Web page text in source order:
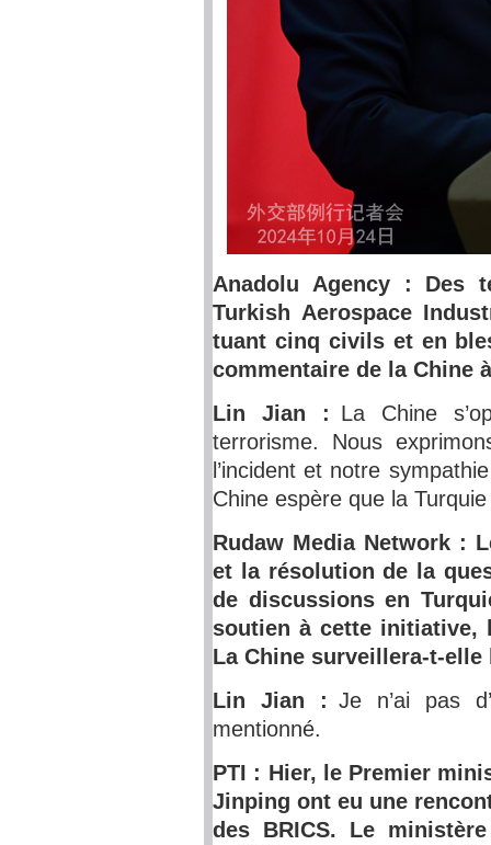
Anadolu Agency : Des
Turkish Aerospace
tuant cinq civils et en
commentaire de la Chine
Lin Jian : La Chine
terrorisme. Nous
l’incident et notre
Chine espère que la
Rudaw Media Network :
et la résolution de la
de discussions en
soutien à cette initiative,
La Chine surveillera-t-
Lin Jian : Je n’ai pas
mentionné.
PTI : Hier, le Premier
Jinping ont eu une
des BRICS. Le